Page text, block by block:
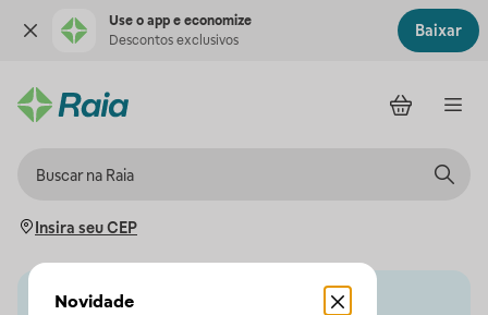
Use o app e economize
Descontos exclusivos
Baixar
Insira seu CEP
Novidade